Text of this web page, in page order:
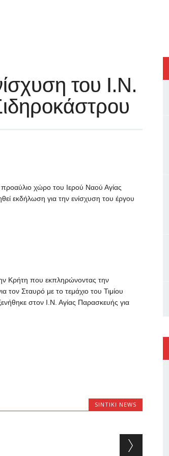
του Ι.Ν.
χώρο του Ιερού Ναού Αγίας
εκδήλωση για την ενίσχυση του έργου
Κρήτη που εκπληρώνοντας την
τον Σταυρό με το τεμάχιο του Τιμίου
στον Ι.Ν. Αγίας Παρασκευής για
SINTIKI NEWS